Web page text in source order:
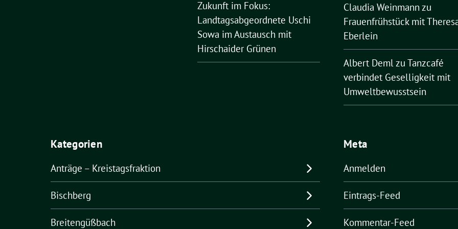
Zukunft im Fokus:
Landtagsabgeordnete Uschi
Sowa im Austausch mit
Hirschaider Grünen
Claudia Weinmann zu
Frauenfrühstück mit
Eberlein
Albert Demlzu Tanzcafé
verbindet Geselligkeit mit
Umweltbewusstsein
Kategorien
Anträge – Kreistagsfraktion
Bischberg
Breitengüßbach
Meta
Anmelden
Eintrags-Feed
Kommentar-Feed